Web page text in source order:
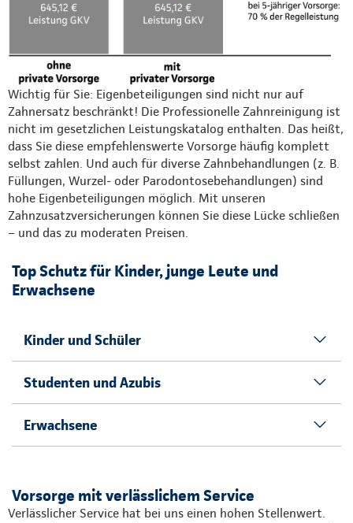
Wichtig für Sie: Eigenbeteiligungen sind nicht nur auf
Zahnersatz beschränkt! Die Professionelle Zahnreinigung ist
nicht im gesetzlichen Leistungskatalog enthalten. Das heißt,
dass Sie diese empfehlenswerte Vorsorge häufig komplett
selbst zahlen. Und auch für diverse Zahnbehandlungen (z. B.
Füllungen, Wurzel- oder Parodontosebehandlungen) sind
hohe Eigenbeteiligungen möglich. Mit unseren
Zahnzusatzversicherungen können Sie diese Lücke schließen
– und das zu moderaten Preisen.
Top Schutz für Kinder, junge Leute und
Erwachsene
Kinder und Schüler
Studenten und Azubis
Erwachsene
Vorsorge mit verlässlichem Service
Verlässlicher Service hat bei uns einen hohen Stellenwert.